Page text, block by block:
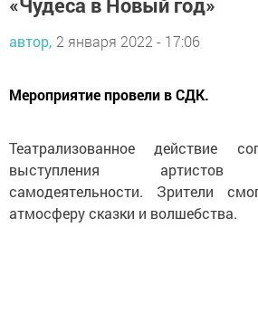
«Чудеса в Новый год»
автор, 2 января 2022 - 17:06
Мероприятие провели в СДК.
Театрализованное действие
выступления артистов
самодеятельности. Зрители
атмосферу сказки и волшебства.